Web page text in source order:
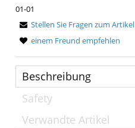
01-01
Stellen Sie Fragen zum Artikel
einem Freund empfehlen
Beschreibung
Safety
Verwandte Artikel